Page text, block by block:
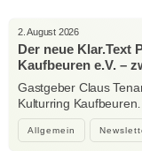
Allgemein
2. August 2026
Der neue Klar.Text
Kaufbeuren e.V. –
Kraft der Kultur
Gastgeber Claus
Kulturring Kaufbeuren…